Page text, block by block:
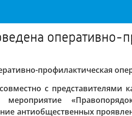
оперативно-
профилактическая
с представителями
мероприятие
антиобщественных